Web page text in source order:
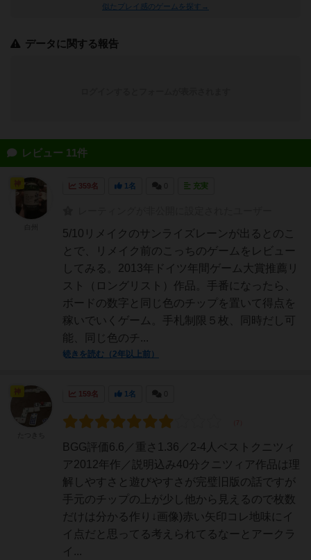
似たプレイ感のゲームを探す→
データに関する報告
レビュー 11件
359名 1名 充実
5/10リメイクのサンライズレーンが出るとのこ
とで、リメイク前のこっちのゲームをレビュー
してみる。2013年ドイツ年間ゲーム大賞推薦リ
スト（ロングリスト）作品。手番になったら、
ボードの数字と同じ色のチップを置いて得点を
稼いでいくゲーム。手札制限５枚、同時だし可
能、同じ色のチ...
続きを読む（2年以上前）
159名 1名
BGG評価6.6／重さ1.36／2-4人ベストクニツィ
ア2012年作／説明込み40分クニツィア作品は理
解しやすさと遊びやすさが完璧旧版の話ですが
手元のチップの上が少し他から見えるので枚数
だけは分かる作り↓画像)赤い矢印コレ地味にイ
イ点だと思ってる考えられてるなーとアークラ
イ...